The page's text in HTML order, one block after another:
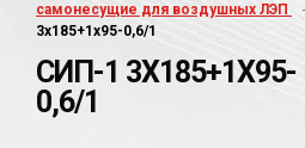
самонесущие для воздушных ЛЭП
3х185+1х95-0,6/1
СИП-1 3Х185+1Х95-
0,6/1